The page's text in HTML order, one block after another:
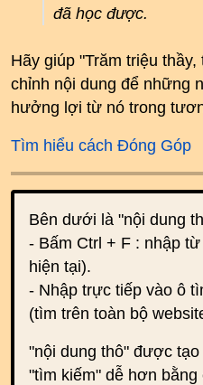
đã học được.
Hãy giúp "Trăm triệu
chỉnh nội dung để những
hưởng lợi từ nó trong
Tìm hiểu cách Đóng Góp
Bên dưới là "nội dung
- Bấm Ctrl + F : nhập
hiện tại).
- Nhập trực tiếp vào ô
(tìm trên toàn bộ
"nội dung thô" được
"tìm kiếm" dễ hơn bằng